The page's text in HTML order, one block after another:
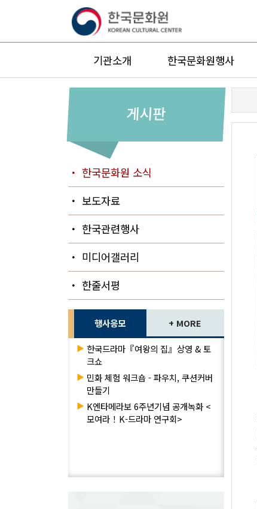
기관소개 한국문화원행사
게시판
・ 한국문화원 소식
・ 보도자료
・ 한국관련행사
・ 미디어갤러리
・ 한줄서평
행사응모 + MORE
▶ 한국드라마『여왕의 집』상영 & 토
크쇼
▶ 민화 체험 워크숍 - 파우치, 쿠션커버
만들기
▶ K엔타메라보 6주년기념 공개녹화 <
모여라！K-드라마 연구회>